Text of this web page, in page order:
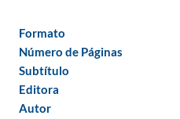
Formato
Número de Páginas
Subtítulo
Editora
Autor